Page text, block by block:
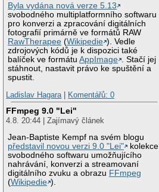
Byla vydána nová verze 5.13
svobodného multiplatformního softwaru
pro konverzi a zpracování digitálních
fotografií primárně ve formátů RAW
RawTherapee (Wikipedie ). Vedle
zdrojových kódů je k dispozici také
balíček ve formátuAppImage
. Stačí jej
stáhnout, nastavit právo ke spuštění a
spustit.
Ladislav Hagara| Komentářů: 0
FFmpeg 9.0 "Lei"
4.8. 20:44 | Zajímavý článek
Jean-Baptiste Kempf na svém blogu
představil novou verzi 9.0 "Lei"
kolekce
svobodného softwaru umožňujícího
nahrávání, konverzi a streamovaní
digitálního zvuku a obrazu FFmpeg
(Wikipedie ).